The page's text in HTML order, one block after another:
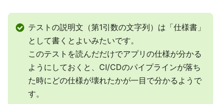
テストの説明文（第1引数の文字列）は「仕様書」
として書くとよいみたいです。
このテストを読んだだけでアプリの仕様が分かる
ようにしておくと、CI/CDのパイプラインが落ち
た時にどの仕様が壊れたかが一目で分かるようで
す。